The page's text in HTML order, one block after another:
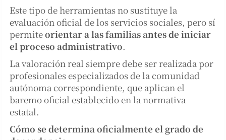
Este tipo de herramientas no sustituye la
evaluación oficial de los servicios sociales, pero sí
permiteorientar a las familias antes de iniciar
el proceso administrativo.
La valoración real siempre debe ser realizada por
profesionales especializados de la comunidad
autónoma correspondiente, que aplican el
baremo oficial establecido en la normativa
estatal.
Cómo se determina oficialmente el grado de